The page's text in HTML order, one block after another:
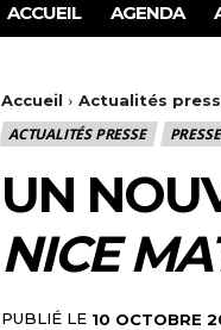
ACCUEIL AGENDA
Accueil Actualités
ACTUALITÉS PRESSE
UN
NICE
PUBLIÉ LE 10 OCTOBRE